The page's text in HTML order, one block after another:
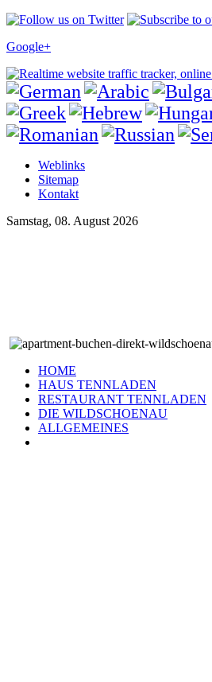
Google+
Weblinks
Sitemap
Kontakt
Samstag, 08. August 2026
HOME
HAUS TENNLADEN
RESTAURANT TENNLADEN
DIE WILDSCHOENAU
ALLGEMEINES